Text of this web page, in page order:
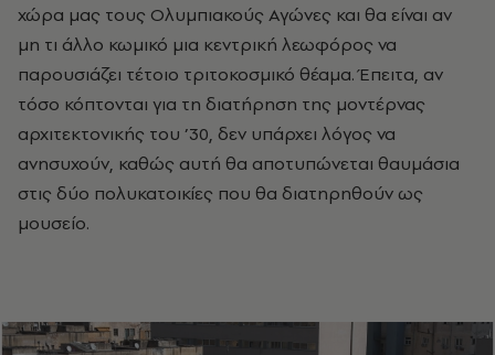
χώρα μας τους Oλυμπιακούς Αγώνες και θα είναι αν
μη τι άλλο κωμικό μια κεντρική λεωφόρος να
παρουσιάζει τέτοιο τριτοκοσμικό θέαμα. Έπειτα, αν
τόσο κόπτονται για τη διατήρηση της μοντέρνας
αρχιτεκτονικής του ’30, δεν υπάρχει λόγος να
ανησυχούν, καθώς αυτή θα αποτυπώνεται θαυμάσια
στις δύο πολυκατοικίες που θα διατηρηθούν ως
μουσείο.